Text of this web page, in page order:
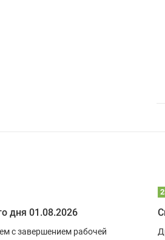
дня 01.08.2026
с завершением рабочей